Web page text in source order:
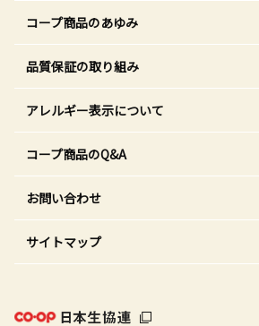
コープ商品のあゆみ
品質保証の取り組み
アレルギー表示について
コープ商品のQ&A
お問い合わせ
サイトマップ